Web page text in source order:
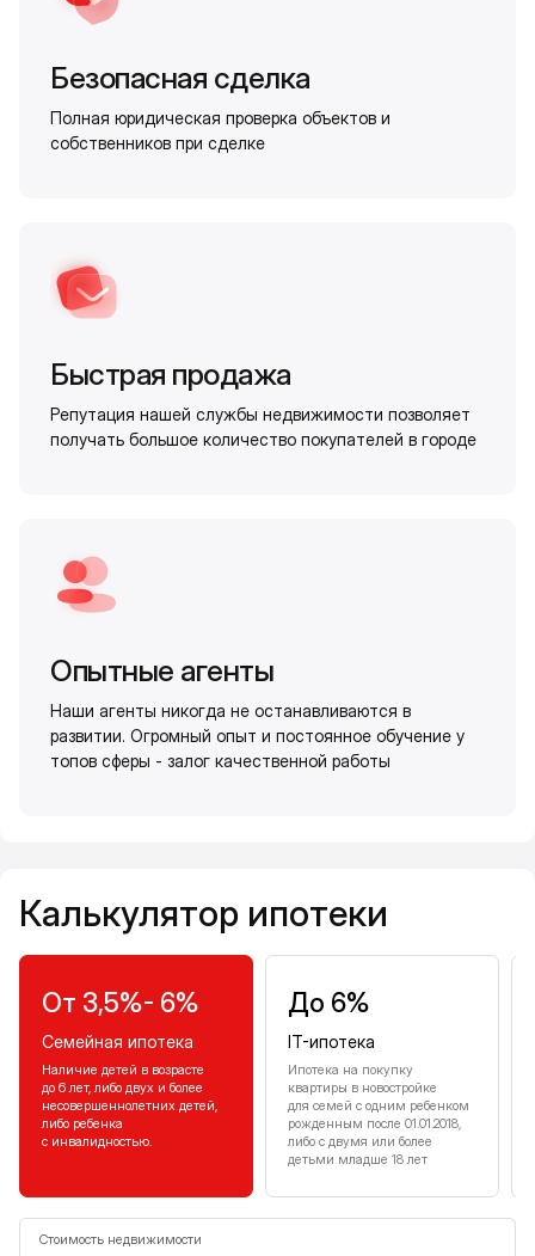
Безопасная сделка
Полная юридическая проверка объектов и
собственников при сделке
Быстрая продажа
Репутация нашей службы недвижимости позволяет
получать большое количество покупателей в городе
Опытные агенты
Наши агенты никогда не останавливаются в
развитии. Огромный опыт и постоянное обучение у
топов сферы - залог качественной работы
Калькулятор ипотеки
От 3,5%- 6%
Семейная ипотека
Наличие детей в возрасте
до 6 лет, либо двух и более
несовершеннолетних детей,
либо ребенка
с инвалидностью.
До 6%
IT-ипотека
Ипотека на покупку
квартиры в новостройке
для семей с одним ребенком
рожденным после 01.01.2018,
либо с двумя или более
детьми младше 18 лет
Стоимость недвижимости